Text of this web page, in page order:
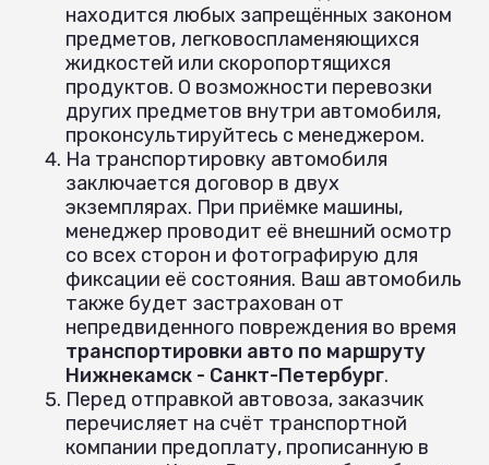
находится любых запрещённых законом
предметов, легковоспламеняющихся
жидкостей или скоропортящихся
продуктов. О возможности перевозки
других предметов внутри автомобиля,
проконсультируйтесь с менеджером.
На транспортировку автомобиля
заключается договор в двух
экземплярах. При приёмке машины,
менеджер проводит её внешний осмотр
со всех сторон и фотографирую для
фиксации её состояния. Ваш автомобиль
также будет застрахован от
непредвиденного повреждения во время
транспортировки авто по маршруту
Нижнекамск - Санкт-Петербург.
Перед отправкой автовоза, заказчик
перечисляет на счёт транспортной
компании предоплату, прописанную в